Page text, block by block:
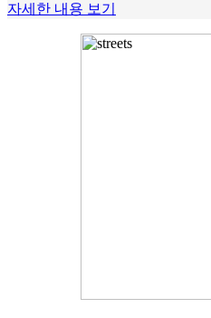
자세한 내용 보기